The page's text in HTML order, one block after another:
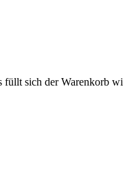
sich der Warenkorb